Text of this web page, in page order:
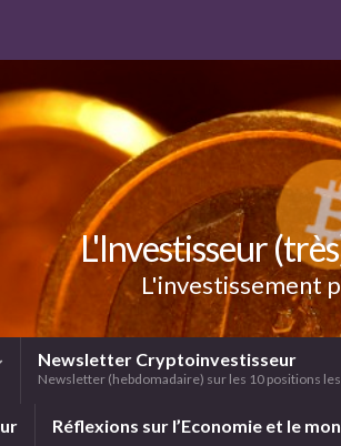
L'Investisseur
L'investissement
Newsletter Cryptoinvestisseur
Newsletter (hebdomadaire) sur les 10 positions
Réflexions sur l’Economie et le